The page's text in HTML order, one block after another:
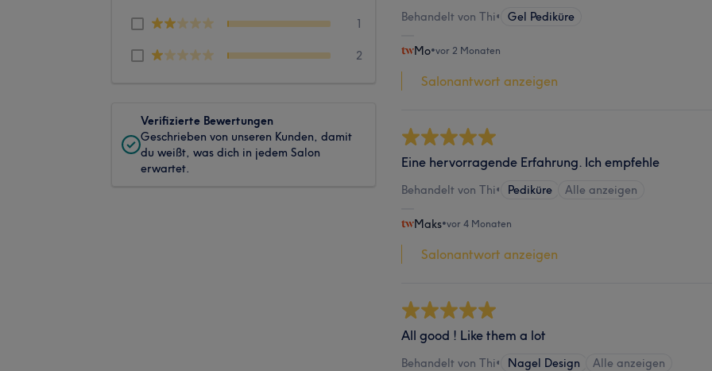
1
2
Verifizierte Bewertungen
Geschrieben von unseren Kunden, damit
du weißt, was dich in jedem Salon
erwartet.
Behandelt von Thi• Gel Pediküre
Mo•vor 2 Monaten
Salonantwort anzeigen
Eine hervorragende Erfahrung. Ich empfehle
Behandelt von Thi• Pediküre Alle anzeigen
Maks•vor 4 Monaten
Salonantwort anzeigen
All good ! Like them a lot
Behandelt von Thi• Nagel Design Alle anzeigen